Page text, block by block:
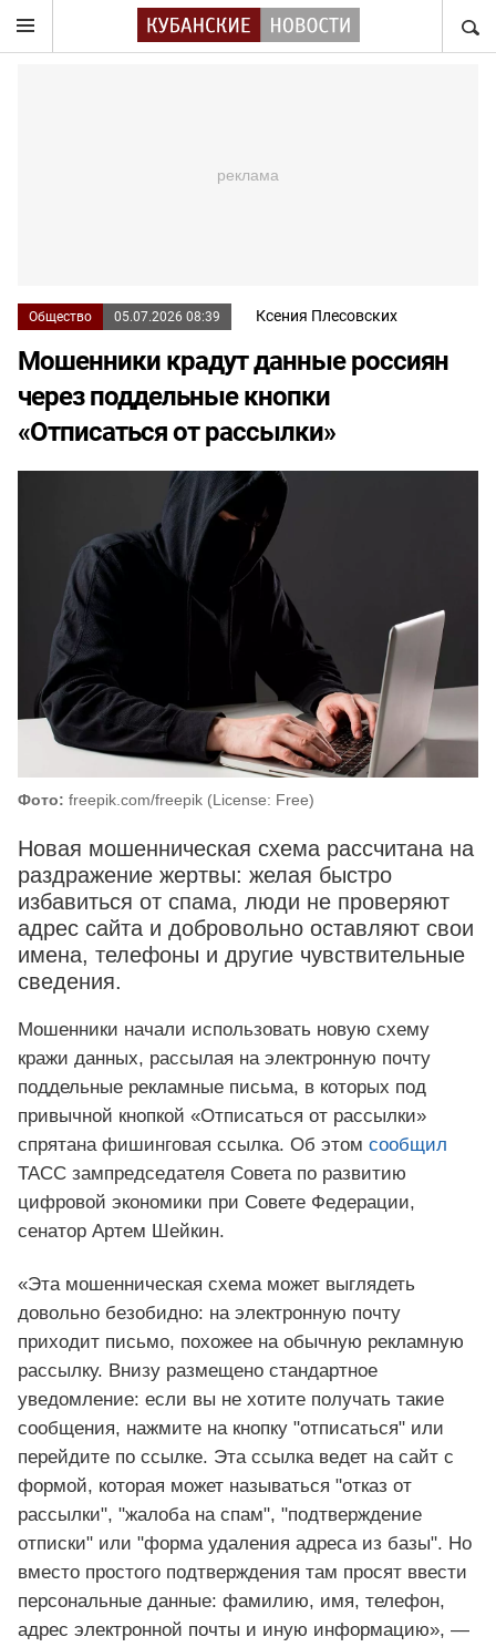
Общество 05.07.2026 08:39 Ксения Плесовских
Мошенники крадут данные россиян
через поддельные кнопки
«Отписаться от рассылки»
Фото: freepik.com/freepik (License: Free)
Новая мошенническая схема рассчитана на
раздражение жертвы: желая быстро
избавиться от спама, люди не проверяют
адрес сайта и добровольно оставляют свои
имена, телефоны и другие чувствительные
сведения.
Мошенники начали использовать новую схему
кражи данных, рассылая на электронную почту
поддельные рекламные письма, в которых под
привычной кнопкой «Отписаться от рассылки»
спрятана фишинговая ссылка. Об этом сообщил
ТАСС зампредседателя Совета по развитию
цифровой экономики при Совете Федерации,
сенатор Артем Шейкин.
«Эта мошенническая схема может выглядеть
довольно безобидно: на электронную почту
приходит письмо, похожее на обычную рекламную
рассылку. Внизу размещено стандартное
уведомление: если вы не хотите получать такие
сообщения, нажмите на кнопку "отписаться" или
перейдите по ссылке. Эта ссылка ведет на сайт с
формой, которая может называться "отказ от
рассылки", "жалоба на спам", "подтверждение
отписки" или "форма удаления адреса из базы". Но
вместо простого подтверждения там просят ввести
персональные данные: фамилию, имя, телефон,
адрес электронной почты и иную информацию», —